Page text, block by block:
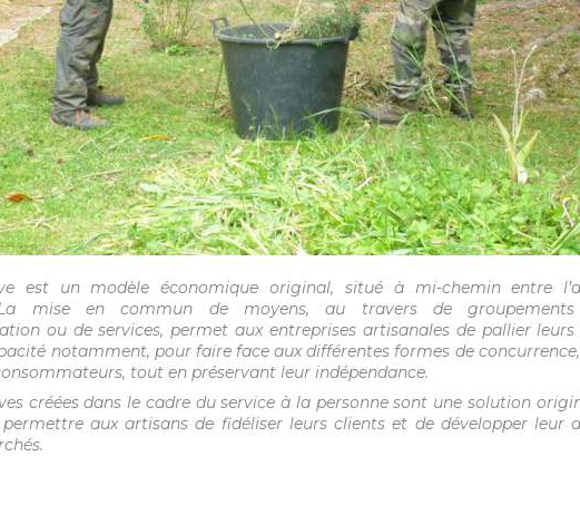
est un modèle économique original, situé à mi-chemin entre
La mise en commun de moyens, au travers de groupements
ou de services, permet aux entreprises artisanales de pallier leurs
notamment, pour faire face aux différentes formes de
tout en préservant leur indépendance.
créées dans le cadre du service à la personne sont une solution
aux artisans de fidéliser leurs clients et de développer leur